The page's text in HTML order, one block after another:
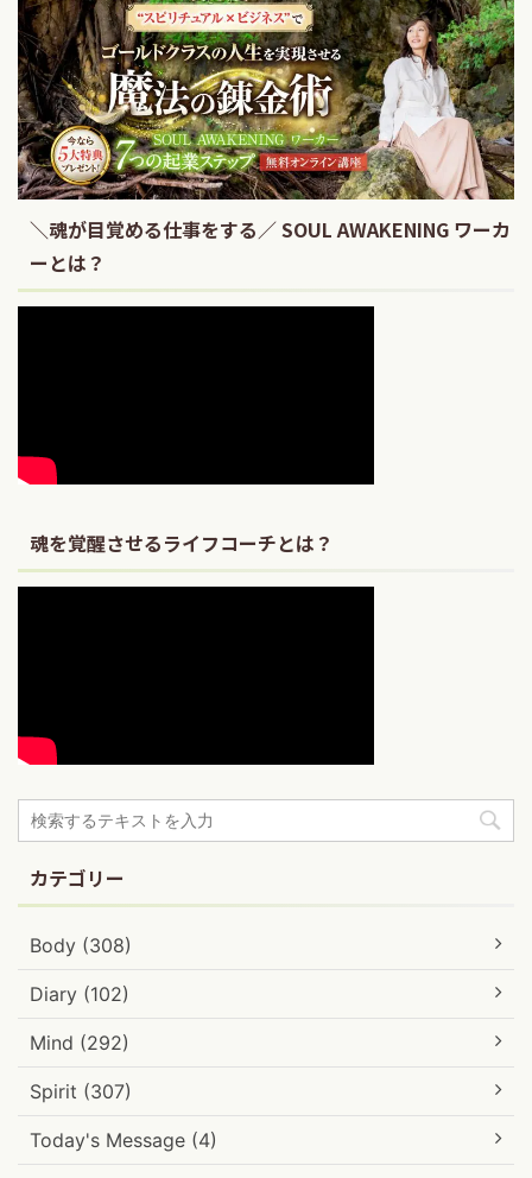
＼魂が目覚める仕事をする／ SOUL AWAKENING ワーカ
ーとは？
魂を覚醒させるライフコーチとは？
カテゴリー
Body (308)
Diary (102)
Mind (292)
Spirit (307)
Today's Message (4)